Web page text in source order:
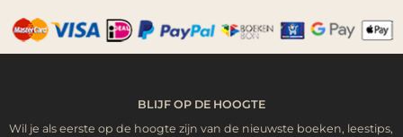
BLIJF OP DE HOOGTE
Wil je als eerste op de hoogte zijn van de nieuwste boeken, leestips,